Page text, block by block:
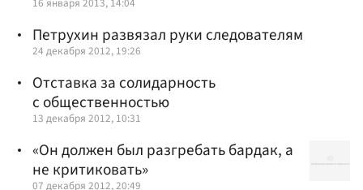
Петрухин развязал руки следователям
24 декабря 2012, 19:26
Отставка за солидарность
с общественностью
13 декабря 2012, 10:31
«Он должен был разгребать бардак, а
не критиковать»
07 декабря 2012, 20:49